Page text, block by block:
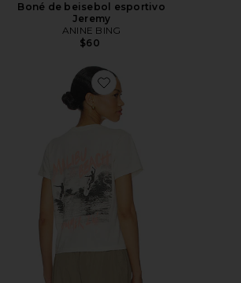
Boné de beisebol esportivo
Jeremy
ANINE BING
$60
Favorite TEE SURFER SHELLEY